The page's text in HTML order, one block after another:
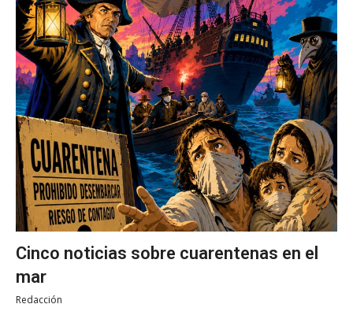
Cinco noticias sobre cuarentenas en el
mar
Redacción